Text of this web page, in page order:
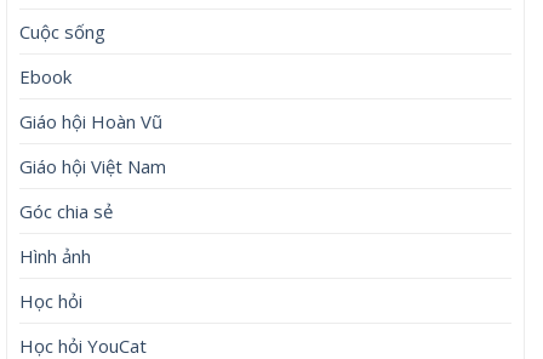
Cuộc sống
Ebook
Giáo hội Hoàn Vũ
Giáo hội Việt Nam
Góc chia sẻ
Hình ảnh
Học hỏi
Học hỏi YouCat